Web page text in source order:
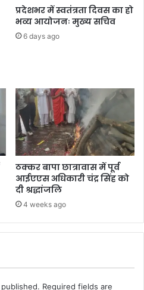
प्रदेशभर में स्वतंत्रता दिवस का हो
भव्य आयोजनः मुख्य सचिव
6 days ago
ठक्कर बापा छात्रावास में पूर्व
आईएएस अधिकारी चंद्र सिंह को
दी श्रद्धांजलि
4 weeks ago
Required fields are